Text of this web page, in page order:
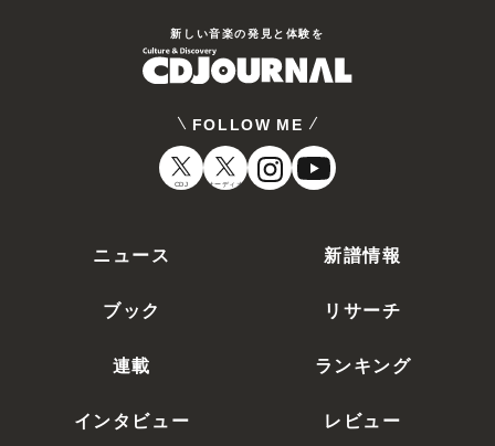
新しい⾳楽の発⾒と体験を
FOLLOW ME
CDJ オーディオ
ニュース 新譜情報
ブック リサーチ
連載 ランキング
インタビュー レビュー